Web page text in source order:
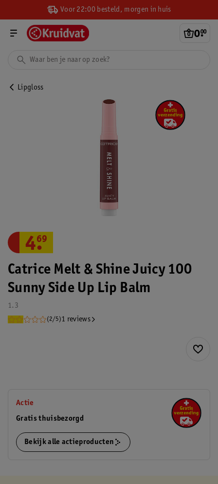
Voor 22:00 besteld, morgen in huis
0.
00
Lipgloss
Catrice Melt & Shine Juicy 100
Sunny Side Up Lip Balm
1.3
(2/5)1 reviews
4.
69
Actie
Gratis thuisbezorgd
Bekijk alle actieproducten